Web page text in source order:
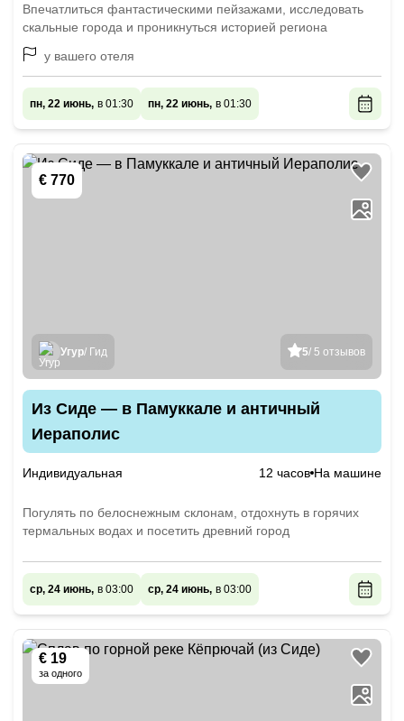
Впечатлиться фантастическими пейзажами, исследовать
скальные города и проникнуться историей региона
у вашего отеля
пн, 22 июнь, в 01:30 пн, 22 июнь, в 01:30
€ 770
5/ 5 отзывов
Угур/ Гид
Из Сиде — в Памуккале и античный
Иераполис
Индивидуальная 12 часов На машине
Погулять по белоснежным склонам, отдохнуть в горячих
термальных водах и посетить древний город
ср, 24 июнь, в 03:00 ср, 24 июнь, в 03:00
€ 19
за одного